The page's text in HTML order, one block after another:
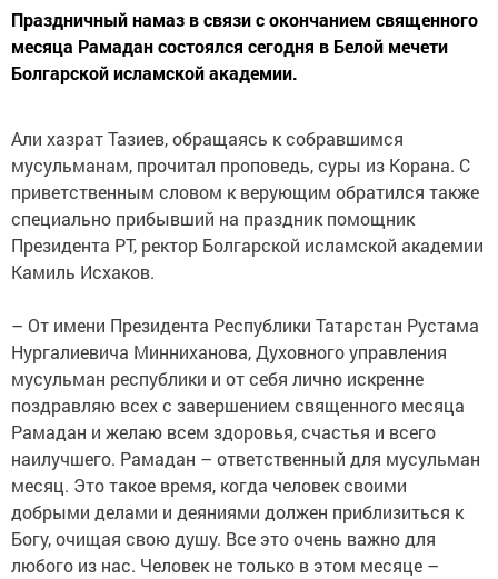
Праздничный намаз в связи с окончанием священного
месяца Рамадан состоялся сегодня в Белой мечети
Болгарской исламской академии.
Али хазрат Тазиев, обращаясь к собравшимся
мусульманам, прочитал проповедь, суры из Корана. С
приветственным словом к верующим обратился также
специально прибывший на праздник помощник
Президента РТ, ректор Болгарской исламской академии
Камиль Исхаков.
– От имени Президента Республики Татарстан Рустама
Нургалиевича Минниханова, Духовного управления
мусульман республики и от себя лично искренне
поздравляю всех с завершением священного месяца
Рамадан и желаю всем здоровья, счастья и всего
наилучшего. Рамадан – ответственный для мусульман
месяц. Это такое время, когда человек своими
добрыми делами и деяниями должен приблизиться к
Богу, очищая свою душу. Все это очень важно для
любого из нас. Человек не только в этом месяце –